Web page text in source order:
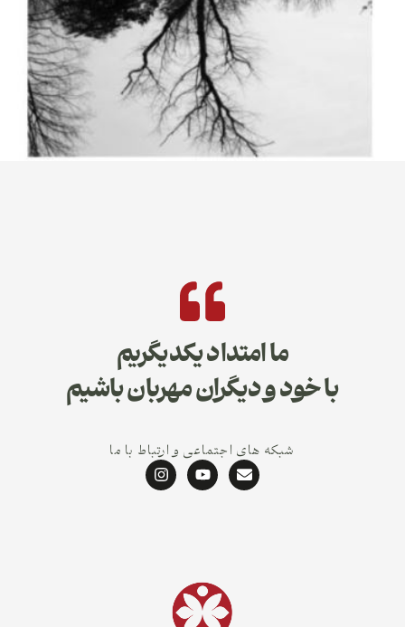
ما امتداد یکدیگریم
با خود و دیگران مهربان باشیم
شبکه های اجتماعی و ارتباط با ما